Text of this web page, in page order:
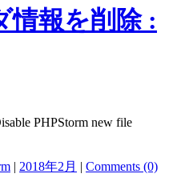
情報を削除 :
PHPStorm new file
| 2018年2月 | Comments (0)